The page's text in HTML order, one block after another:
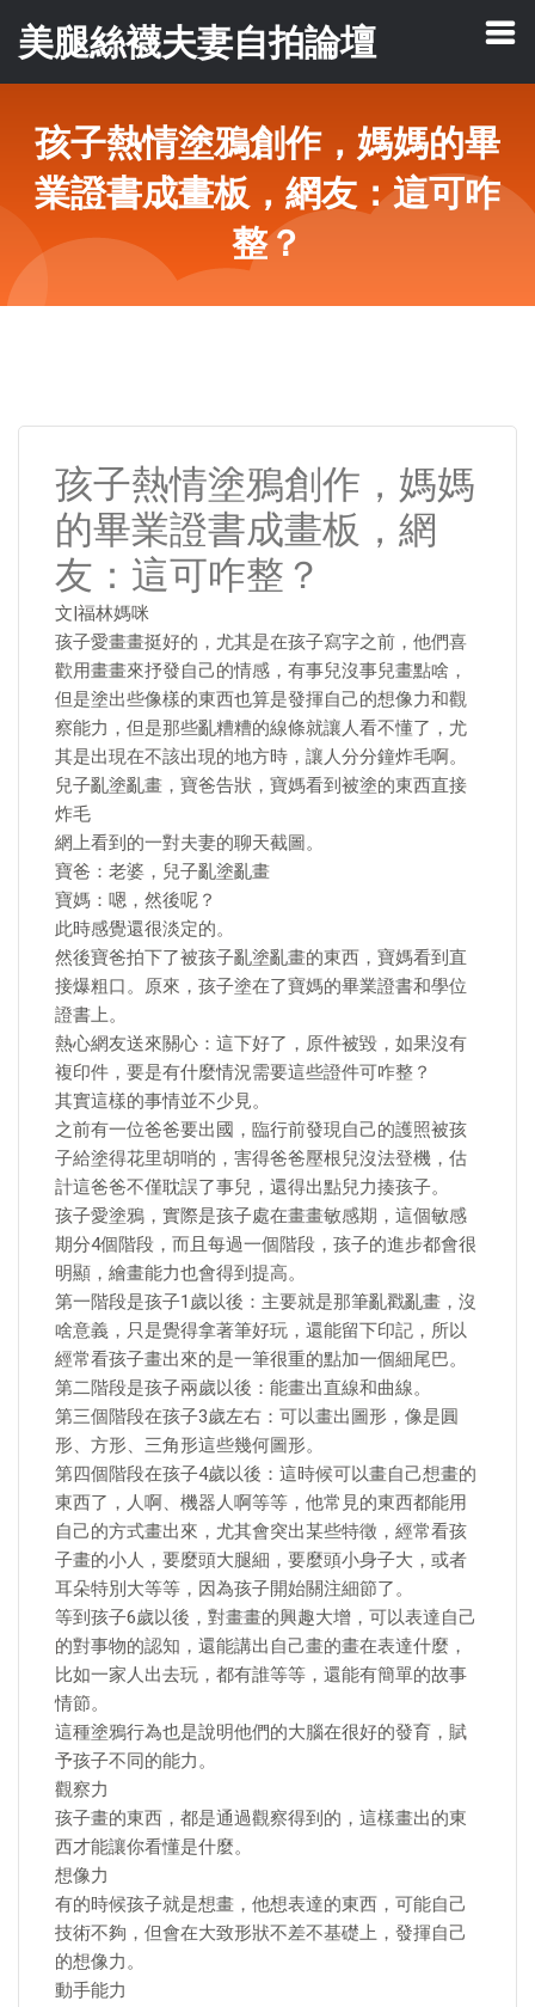
美腿絲襪夫妻自拍論壇
孩子熱情塗鴉創作，媽媽的畢
業證書成畫板，網友：這可咋
整？
孩子熱情塗鴉創作，媽媽
的畢業證書成畫板，網
友：這可咋整？
文|福林媽咪
孩子愛畫畫挺好的，尤其是在孩子寫字之前，他們喜
歡用畫畫來抒發自己的情感，有事兒沒事兒畫點啥，
但是塗出些像樣的東西也算是發揮自己的想像力和觀
察能力，但是那些亂糟糟的線條就讓人看不懂了，尤
其是出現在不該出現的地方時，讓人分分鐘炸毛啊。
兒子亂塗亂畫，寶爸告狀，寶媽看到被塗的東西直接
炸毛
網上看到的一對夫妻的聊天截圖。
寶爸：老婆，兒子亂塗亂畫
寶媽：嗯，然後呢？
此時感覺還很淡定的。
然後寶爸拍下了被孩子亂塗亂畫的東西，寶媽看到直
接爆粗口。原來，孩子塗在了寶媽的畢業證書和學位
證書上。
熱心網友送來關心：這下好了，原件被毀，如果沒有
複印件，要是有什麼情況需要這些證件可咋整？
其實這樣的事情並不少見。
之前有一位爸爸要出國，臨行前發現自己的護照被孩
子給塗得花里胡哨的，害得爸爸壓根兒沒法登機，估
計這爸爸不僅耽誤了事兒，還得出點兒力揍孩子。
孩子愛塗鴉，實際是孩子處在畫畫敏感期，這個敏感
期分4個階段，而且每過一個階段，孩子的進步都會很
明顯，繪畫能力也會得到提高。
第一階段是孩子1歲以後：主要就是那筆亂戳亂畫，沒
啥意義，只是覺得拿著筆好玩，還能留下印記，所以
經常看孩子畫出來的是一筆很重的點加一個細尾巴。
第二階段是孩子兩歲以後：能畫出直線和曲線。
第三個階段在孩子3歲左右：可以畫出圖形，像是圓
形、方形、三角形這些幾何圖形。
第四個階段在孩子4歲以後：這時候可以畫自己想畫的
東西了，人啊、機器人啊等等，他常見的東西都能用
自己的方式畫出來，尤其會突出某些特徵，經常看孩
子畫的小人，要麼頭大腿細，要麼頭小身子大，或者
耳朵特別大等等，因為孩子開始關注細節了。
等到孩子6歲以後，對畫畫的興趣大增，可以表達自己
的對事物的認知，還能講出自己畫的畫在表達什麼，
比如一家人出去玩，都有誰等等，還能有簡單的故事
情節。
這種塗鴉行為也是說明他們的大腦在很好的發育，賦
予孩子不同的能力。
觀察力
孩子畫的東西，都是通過觀察得到的，這樣畫出的東
西才能讓你看懂是什麼。
想像力
有的時候孩子就是想畫，他想表達的東西，可能自己
技術不夠，但會在大致形狀不差不基礎上，發揮自己
的想像力。
動手能力